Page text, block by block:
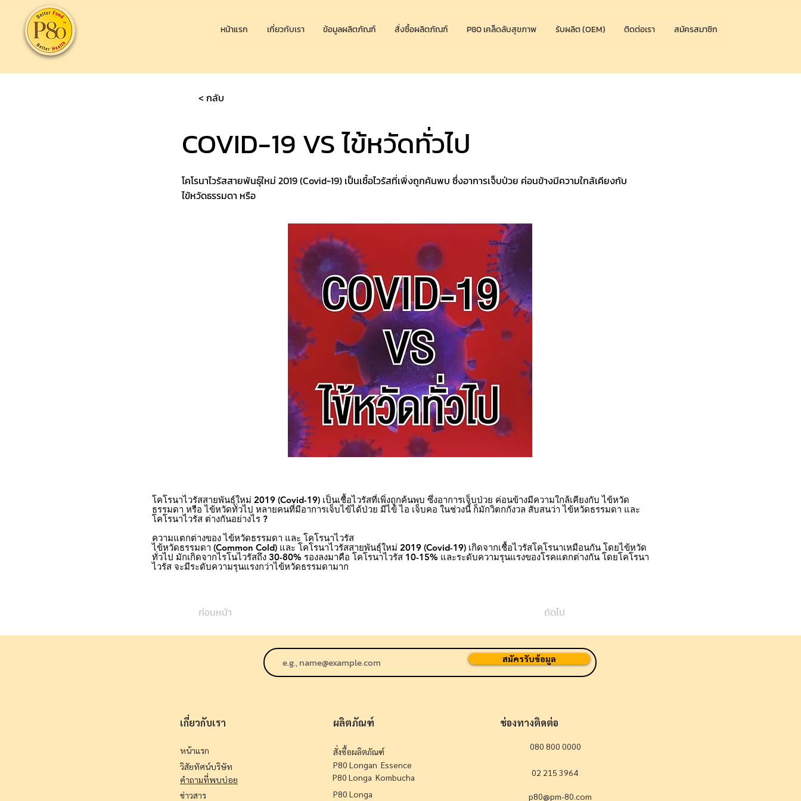
หน้าแรก เกี่ยวกับเรา ข้อมูลผลิตภัณฑ์ สั่งซื้อผลิตภัณฑ์ P80 เคล็ดลับสุขภาพ รับผลิต (OEM) ติดต่อเรา สมัครสมาชิก
< กลับ
COVID-19 VS ไข้หวัดทั่วไป
โคโรนาไวรัสสายพันธุ์ใหม่ 2019 (Covid-19) เป็นเชื้อไวรัสที่เพิ่งถูกค้นพบ ซึ่งอาการเจ็บป่วย ค่อนข้างมีความใกล้เคียงกับ
ไข้หวัดธรรมดา หรือ
โคโรนาไวรัสสายพันธุ์ใหม่ 2019 (Covid-19) เป็นเชื้อไวรัสที่เพิ่งถูกค้นพบ ซึ่งอาการเจ็บป่วย ค่อนข้างมีความใกล้เคียงกับ ไข้หวัด
ธรรมดา หรือ ไข้หวัดทั่วไป หลายคนที่มีอาการเจ็บไข้ได้ป่วย มีไข้ ไอ เจ็บคอ ในช่วงนี้ ก็มักวิตกกังวล สับสนว่า ไข้หวัดธรรมดา และ
โคโรนาไวรัส ต่างกันอย่างไร ?
ความแตกต่างของ ไข้หวัดธรรมดา และ โคโรนาไวรัส
ไข้หวัดธรรมดา (Common Cold) และ โคโรนาไวรัสสายพันธุ์ใหม่ 2019 (Covid-19) เกิดจากเชื้อไวรัสโคโรนาเหมือนกัน โดยไข้หวัด
ทั่วไป มักเกิดจากไรโนไวรัสถึง 30-80% รองลงมาคือ โคโรนาไวรัส 10-15% และระดับความรุนแรงของโรคแตกต่างกัน โดยโคโรนา
ไวรัส จะมีระดับความรุนแรงกว่าไข้หวัดธรรมดามาก
ก่อนหน้า ถัดไป
สมัครรับข้อมูล
เกี่ยวกับเรา
หน้าแรก
วิสัยทัศน์บริษัท
คำถามที่พบบ่อย
ข่าวสาร
ผลิตภัณฑ์
สั่งซื้อผลิตภัณฑ์
P80 Longan Essence
P80 Longa
P80 Longa Kombucha
ช่องทางติดต่อ
080 800 0000
02 215 3964
p80@pm-80.com